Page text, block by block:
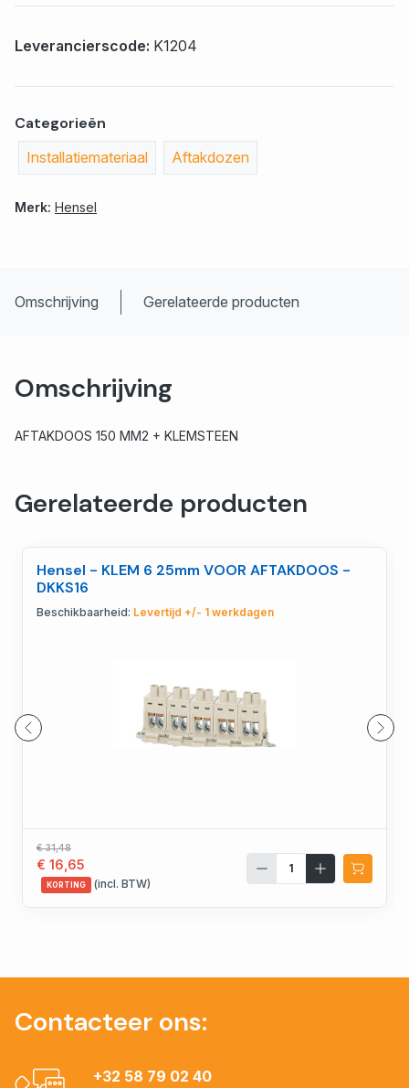
Leverancierscode: K1204
Categorieën
Installatiemateriaal Aftakdozen
Merk: Hensel
Omschrijving Gerelateerde producten
Omschrijving
AFTAKDOOS 150 MM2 + KLEMSTEEN
Gerelateerde producten
Hensel - KLEM 6 25mm VOOR AFTAKDOOS -
DKKS16
Beschikbaarheid: Levertijd +/- 1 werkdagen
€ 31,48
€ 16,65
KORTING (incl. BTW)
Contacteer ons:
+32 58 79 02 40